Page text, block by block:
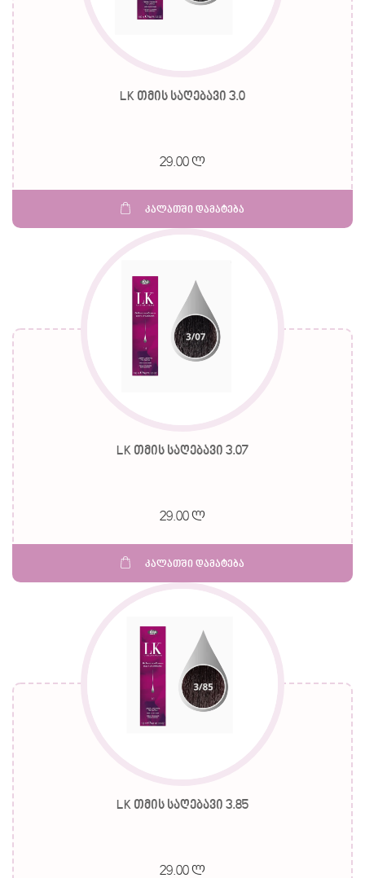
LK თმის საღებავი 3.0
29.00 ლ
კალათში დამატება
LK თმის საღებავი 3.07
29.00 ლ
კალათში დამატება
LK თმის საღებავი 3.85
29.00 ლ